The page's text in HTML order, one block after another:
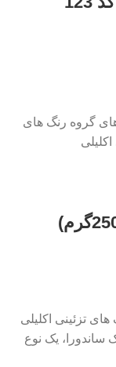
گروه رنگ های
تزئینی اکلیلی
ساندورا، یک نوع